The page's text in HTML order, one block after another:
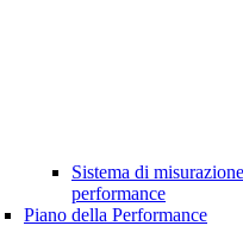
Sistema di
performance
Piano della Performance